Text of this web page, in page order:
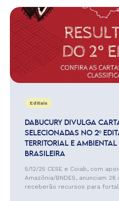
Editais
DABUCURY DIVULGA
SELECIONADAS NO 2º
TERRITORIAL E
BRASILEIRA
5/12/25 CESE e Coiab, com
Amazônia/BNDES, anunciam
receberão recursos para